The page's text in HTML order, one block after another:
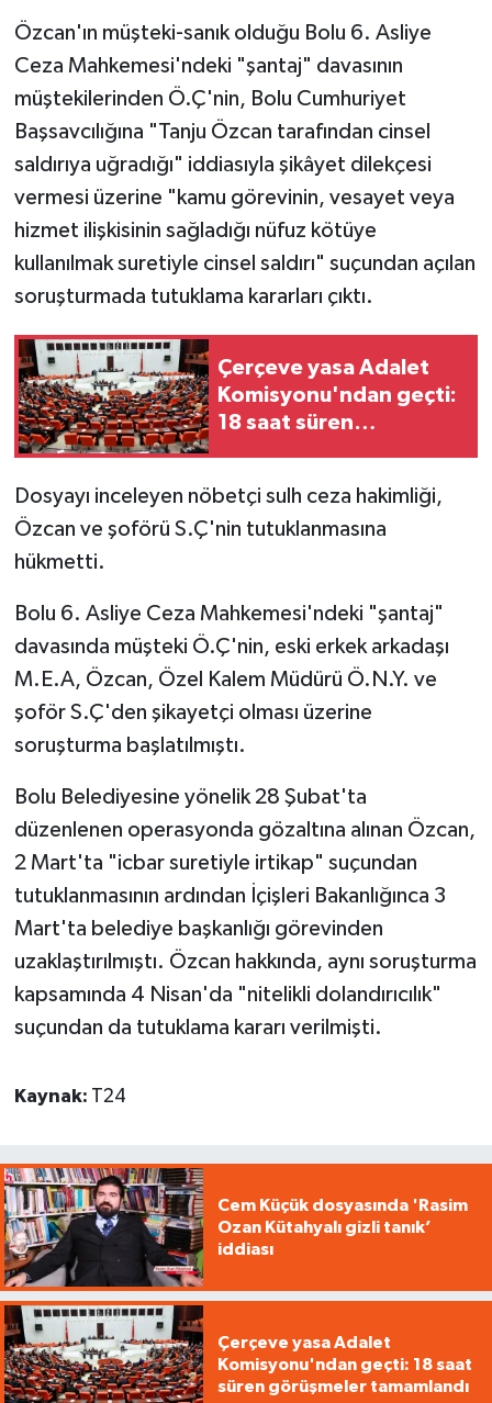
Özcan'ın müşteki-sanık olduğu Bolu 6. Asliye
Ceza Mahkemesi'ndeki "şantaj" davasının
müştekilerinden Ö.Ç'nin, Bolu Cumhuriyet
Başsavcılığına "Tanju Özcan tarafından cinsel
saldırıya uğradığı" iddiasıyla şikâyet dilekçesi
vermesi üzerine "kamu görevinin, vesayet veya
hizmet ilişkisinin sağladığı nüfuz kötüye
kullanılmak suretiyle cinsel saldırı" suçundan açılan
soruşturmada tutuklama kararları çıktı.
Çerçeve yasa Adalet
Komisyonu'ndan geçti:
18 saat süren
Dosyayı inceleyen nöbetçi sulh ceza hakimliği,
Özcan ve şoförü S.Ç'nin tutuklanmasına
hükmetti.
Bolu 6. Asliye Ceza Mahkemesi'ndeki "şantaj"
davasında müşteki Ö.Ç'nin, eski erkek arkadaşı
M.E.A, Özcan, Özel Kalem Müdürü Ö.N.Y. ve
şoför S.Ç'den şikayetçi olması üzerine
soruşturma başlatılmıştı.
Bolu Belediyesine yönelik 28 Şubat'ta
düzenlenen operasyonda gözaltına alınan Özcan,
2 Mart'ta "icbar suretiyle irtikap" suçundan
tutuklanmasının ardından İçişleri Bakanlığınca 3
Mart'ta belediye başkanlığı görevinden
uzaklaştırılmıştı. Özcan hakkında, aynı soruşturma
kapsamında 4 Nisan'da "nitelikli dolandırıcılık"
suçundan da tutuklama kararı verilmişti.
Kaynak: T24
Cem Küçük dosyasında 'Rasim
Ozan Kütahyalı gizli tanık’
iddiası
Çerçeve yasa Adalet
Komisyonu'ndan geçti: 18 saat
süren görüşmeler tamamlandı